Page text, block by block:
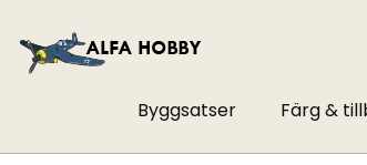
Byggsatser Färg &